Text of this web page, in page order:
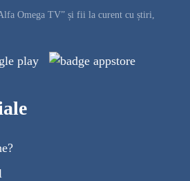
Omega TV” și fii la curent cu știri,